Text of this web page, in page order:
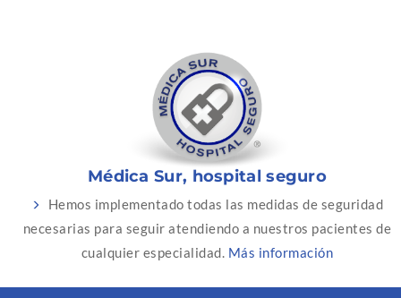
Médica Sur, hospital seguro
Hemos implementado todas las medidas de seguridad
necesarias para seguir atendiendo a nuestros pacientes de
cualquier especialidad. Más información